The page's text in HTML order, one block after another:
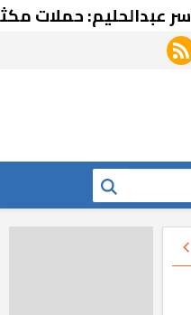
حملات مكثفة
rss feed